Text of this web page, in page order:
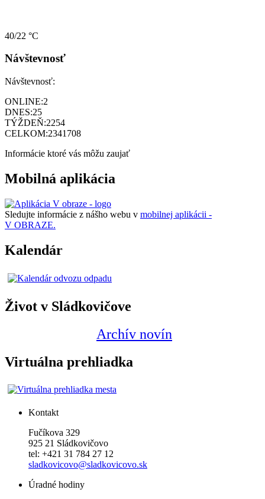
40/22 °C
Návštevnosť
Návštevnosť:
ONLINE:2
DNES:25
TÝŽDEŇ:2254
CELKOM:2341708
Informácie ktoré vás môžu zaujať
Mobilná aplikácia
Sledujte informácie z nášho webu v mobilnej aplikácii -
V OBRAZE.
Kalendár
Život v Sládkovičove
Archív novín
Virtuálna prehliadka
Kontakt
Fučíkova 329
925 21 Sládkovičovo
tel: +421 31 784 27 12
sladkovicovo@sladkovicovo.sk
Úradné hodiny